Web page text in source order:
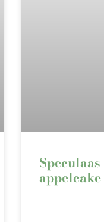
Speculaas-
appelcake